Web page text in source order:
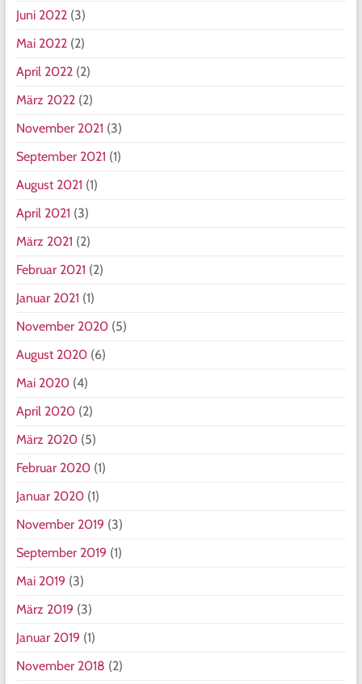
Juni 2022(3)
Mai 2022(2)
April 2022(2)
März 2022(2)
November 2021 (3)
September 2021 (1)
August 2021 (1)
April 2021 (3)
März 2021 (2)
Februar 2021 (2)
Januar 2021 (1)
November 2020(5)
August 2020(6)
Mai 2020(4)
April 2020(2)
März 2020(5)
Februar 2020(1)
Januar 2020(1)
November 2019 (3)
September 2019 (1)
Mai 2019 (3)
März 2019 (3)
Januar 2019 (1)
November 2018 (2)